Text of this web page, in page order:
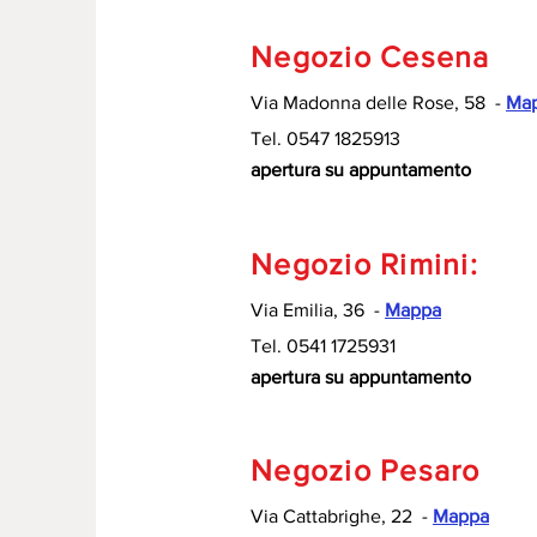
Negozio Cesena
Via Madonna delle Rose, 58 -
Tel. 0547 1825913
apertura su appuntamento
Negozio Rimini:
Via Emilia, 36 - Mappa
Tel. 0541 1725931
apertura su appuntamento
Negozio Pesaro
Via Cattabrighe, 22 - Mappa